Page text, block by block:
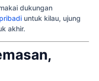
dukungan
untuk kilau, ujung
akhir.